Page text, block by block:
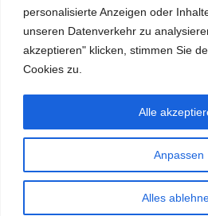
personalisierte Anzeigen oder
unseren Datenverkehr zu
akzeptieren" klicken, stimmen Sie
Cookies zu.
Anpassen
Alles
Alle